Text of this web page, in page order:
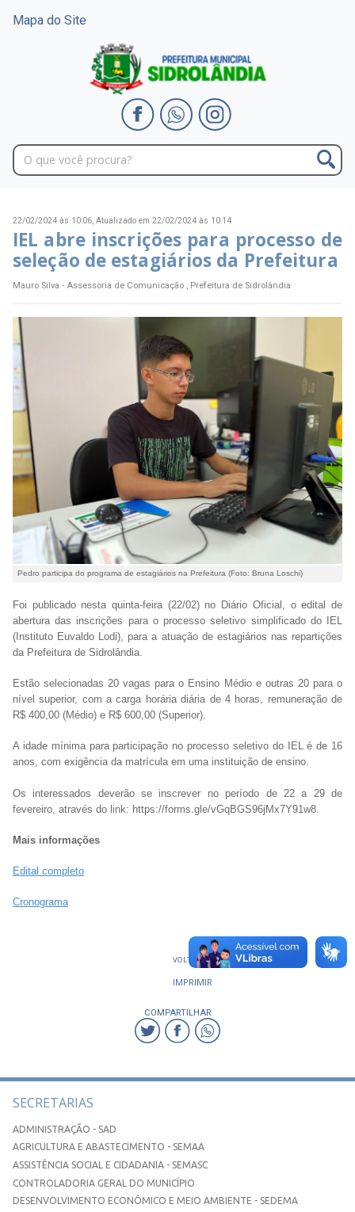
Mapa do Site
22/02/2024 às 10:06, Atualizado em 22/02/2024 às 10:14
IEL abre inscrições para processo de
seleção de estagiários da Prefeitura
Mauro Silva - Assessoria de Comunicação , Prefeitura de Sidrolândia
Pedro participa do programa de estagiários na Prefeitura (Foto: Bruna Loschi)
Foi publicado nesta quinta-feira (22/02) no Diário Oficial, o edital de
abertura das inscrições para o processo seletivo simplificado do IEL
(Instituto Euvaldo Lodi), para a atuação de estagiários nas repartições
da Prefeitura de Sidrolândia.
Estão selecionadas 20 vagas para o Ensino Médio e outras 20 para o
nível superior, com a carga horária diária de 4 horas, remuneração de
R$ 400,00 (Médio) e R$ 600,00 (Superior).
A idade mínima para participação no processo seletivo do IEL é de 16
anos, com exigência da matrícula em uma instituição de ensino.
Os interessados deverão se inscrever no período de 22 a 29 de
fevereiro, através do link: https://forms.gle/vGqBGS96jMx7Y91w8.
Mais informações
Edital completo
Cronograma
VOLTAR
IMPRIMIR
COMPARTILHAR
SECRETARIAS
ADMINISTRAÇÃO - SAD
AGRICULTURA E ABASTECIMENTO - SEMAA
ASSISTÊNCIA SOCIAL E CIDADANIA - SEMASC
CONTROLADORIA GERAL DO MUNICÍPIO
DESENVOLVIMENTO ECONÔMICO E MEIO AMBIENTE - SEDEMA